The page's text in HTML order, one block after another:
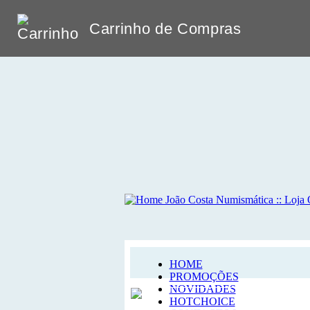
Carrinho de Compras
HOME
PROMOÇÕES
NOVIDADES
HOTCHOICE